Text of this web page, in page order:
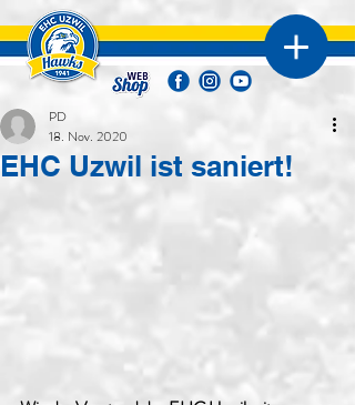
EHC Uzwil ist saniert!
PD
18. Nov. 2020